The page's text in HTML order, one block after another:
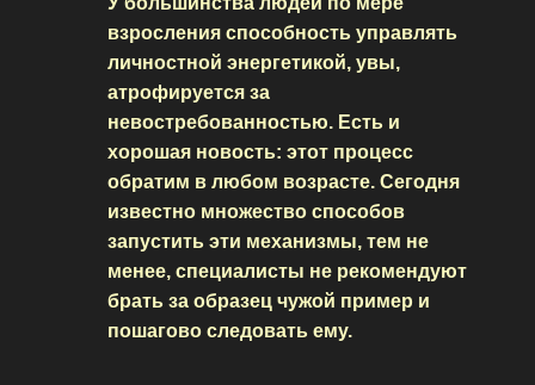
взросления способность управлять
личностной энергетикой, увы,
атрофируется за
невостребованностью. Есть и
хорошая новость: этот процесс
обратим в любом возрасте. Сегодня
известно множество способов
запустить эти механизмы, тем не
менее, специалисты не рекомендуют
брать за образец чужой пример и
пошагово следовать ему.